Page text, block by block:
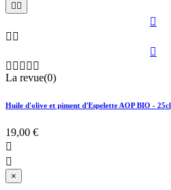
 

 

    
La revue(0)
Huile d'olive et piment d'Espelette AOP BIO - 25cl
19,00 €


×